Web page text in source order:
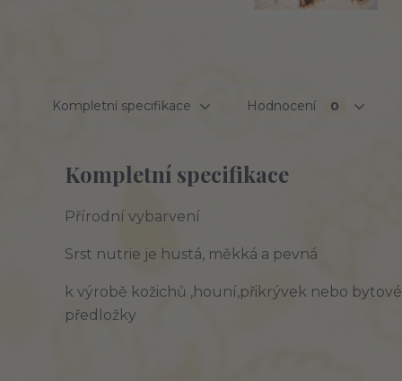
Kompletní specifikace Hodnocení 0
Kompletní specifikace
Přírodní vybarvení
Srst nutrie je hustá, měkká a pevná
k výrobě kožichů ,houní,přikrývek nebo
předložky